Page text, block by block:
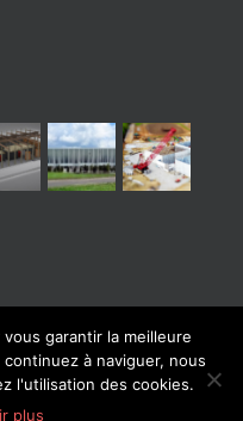
réservés
YouTube
Vimeo
garantir la meilleure
à naviguer, nous
l'utilisation des cookies.
plus